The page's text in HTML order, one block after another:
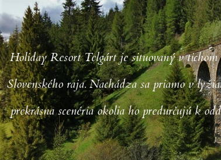
Holiday Resort Telgárt je situovaný v
Slovenského raja. Nachádza sa priamo v
prekrásna scenéria okolia ho predurčujú k